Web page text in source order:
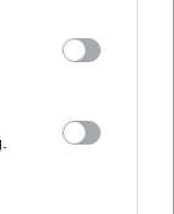
below Google